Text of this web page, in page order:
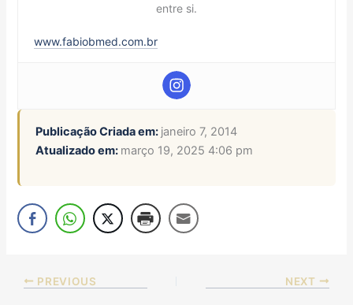
entre si.
www.fabiobmed.com.br
Publicação Criada em: janeiro 7, 2014
Atualizado em: março 19, 2025 4:06 pm
PREVIOUS NEXT